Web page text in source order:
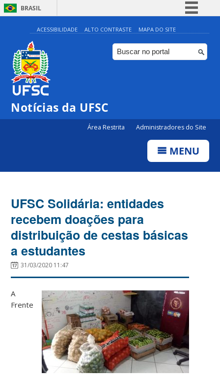
BRASIL
Simplifique!
Comunica BR
Participe
ACESSIBILIDADE ALTO CONTRASTE MAPA DO SITE
Notícias da UFSC
Área Restrita Administradores do Site
MENU
UFSC Solidária: entidades
recebem doações para
distribuição de cestas básicas
a estudantes
31/03/2020 11:47
A
Frente